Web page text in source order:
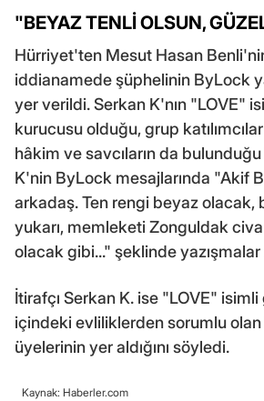
"BEYAZ TENLİ OLSUN,
Hürriyet'ten Mesut Hasan
iddianamede şüphelinin ByLock
yer verildi. Serkan K'nın "LOVE"
kurucusu olduğu, grup
hâkim ve savcıların da
K'nin ByLock mesajlarında "Akif
arkadaş. Ten rengi beyaz olacak,
yukarı, memleketi Zonguldak
olacak gibi..." şeklinde
İtirafçı Serkan K. ise "LOVE"
içindeki evliliklerden sorumlu olan
üyelerinin yer aldığını söyledi.
Kaynak: Haberler.com